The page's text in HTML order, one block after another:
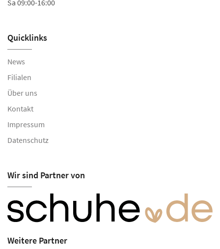
Sa 09:00-16:00
Quicklinks
News
Filialen
Über uns
Kontakt
Impressum
Datenschutz
Wir sind Partner von
Weitere Partner